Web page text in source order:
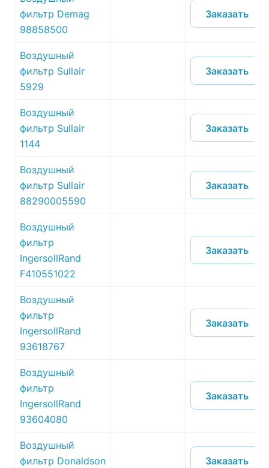
фильтр Demag
98858500
Заказать
Воздушный
фильтр Sullair
5929
Заказать
Воздушный
фильтр Sullair
1144
Заказать
Воздушный
фильтр Sullair
88290005590
Заказать
Воздушный
фильтр
IngersollRand
F410551022
Заказать
Воздушный
фильтр
IngersollRand
93618767
Заказать
Воздушный
фильтр
IngersollRand
93604080
Заказать
Воздушный
фильтр Donaldson
Заказать